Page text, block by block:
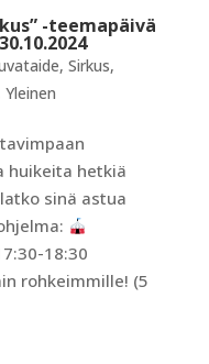
-teemapäivä
, Sirkus,
Yleinen
huikeita hetkiä
sinä astua
18:30
rohkeimmille! (5